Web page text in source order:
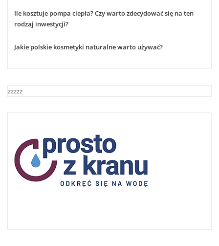
Ile kosztuje pompa ciepła? Czy warto zdecydować się na ten
rodzaj inwestycji?
Jakie polskie kosmetyki naturalne warto używać?
zzzzz